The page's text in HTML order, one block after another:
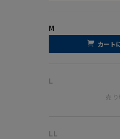
M
カート
L
売り
LL